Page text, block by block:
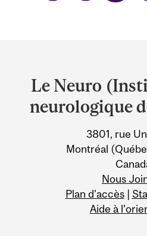
and
University
Information
Le Neuro
neurologique
3801, rue
Montréal
Nous
Plan d’accès|
Aide à